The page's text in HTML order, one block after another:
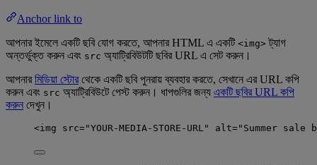
Anchor link to
আপনার ইমেলে একটি ছবি যোগ করতে, আপনার HTML এ একটি <img> ট্যাগ
অন্তর্ভুক্ত করুন এবং src অ্যাট্রিবিউটটি ছবির URL এ সেট করুন।
আপনারমিডিয়া স্টোরথেকে একটি ছবি পুনরায় ব্যবহার করতে, সেখানে এর URL কপি
করুন এবং src অ্যাট্রিবিউটে পেস্ট করুন। ধাপগুলির জন্য একটি ছবির URL কপি
করুন দেখুন।
<img src="YOUR-MEDIA-STORE-URL"